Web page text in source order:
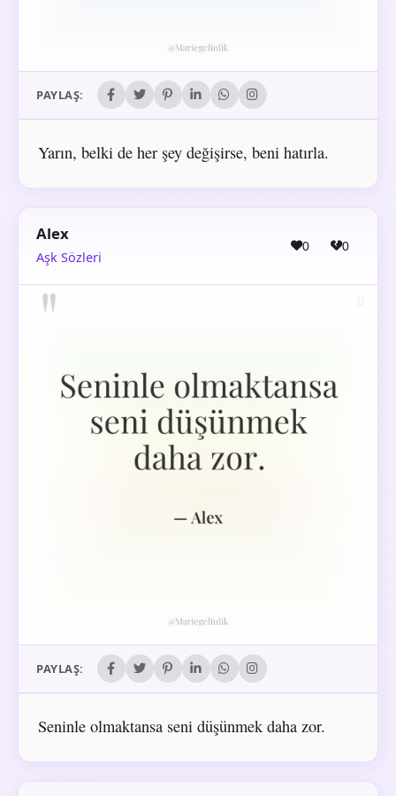
PAYLAŞ:
Yarın, belki de her şey değişirse, beni hatırla.
Alex
Aşk Sözleri
0 0
PAYLAŞ:
Seninle olmaktansa seni düşünmek daha zor.